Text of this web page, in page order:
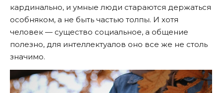
кардинально, и умные люди стараются держаться
особняком, а не быть частью толпы. И хотя
человек — существо социальное, а общение
полезно, для интеллектуалов оно все же не столь
значимо.